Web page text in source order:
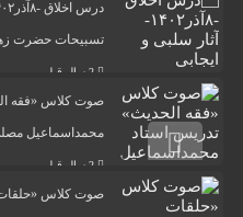
تسبیحات حضرت
2 سال قبل
صوت کلاس «فقه
محمداسماعیل
2 سال قبل
صوت کلاس «حلقات